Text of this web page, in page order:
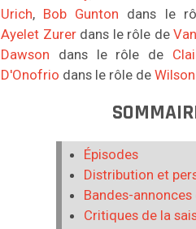
Urich, Bob Gunton dans le
Ayelet Zurerdans le rôle de
Dawson dans le rôle de
D'Onofrio dans le rôle de
Épisodes
Distribution et
Bandes-
Critiques de la